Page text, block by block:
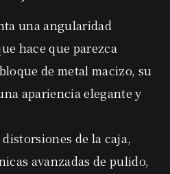
una angularidad
hace que parezca
de metal macizo, su
apariencia elegante y
de la caja,
avanzadas de pulido,